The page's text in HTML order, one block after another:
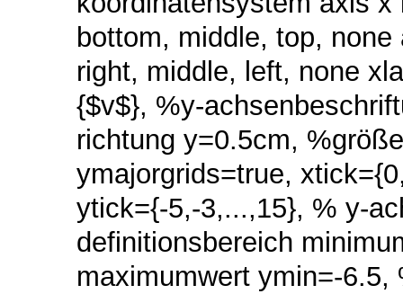
bottom, middle, top,
right, middle, left, none
{$v$}, %y-
richtung y=0.5cm,
ymajorgrids=true,
ytick={-5,-3,...,15}, % y-
definitionsbereich
maximumwert ymin=-